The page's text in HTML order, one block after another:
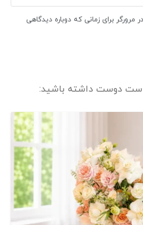
برای زمانی که دوباره دیدگاهی
دوست داشته باشید: